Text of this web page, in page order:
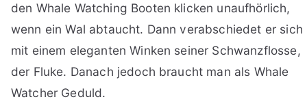
den Whale Watching Booten klicken unaufhörlich,
wenn ein Wal abtaucht. Dann verabschiedet er sich
mit einem eleganten Winken seiner Schwanzflosse,
der Fluke. Danach jedoch braucht man als Whale
Watcher Geduld.